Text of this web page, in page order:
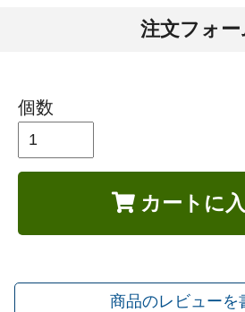
注文フォー
個数
カートに
商品のレビューを